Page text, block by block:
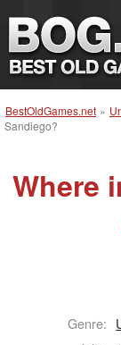
BestOldGames.net »
Sandiego?
Where
Genre: